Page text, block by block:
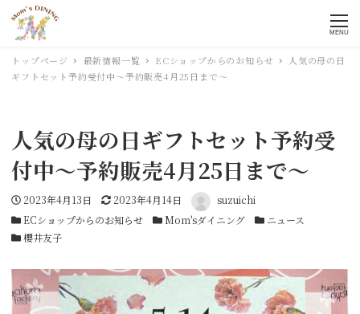
MENU
トップページ 最新情報一覧 ECショップからのお知らせ
人気の母の日
ギフトセット予約受付中～予約販売4月25日まで～
人気の母の日ギフトセット予約受
付中～予約販売4月25日まで～
投稿日
2023年4月13日 更新日
2023年4月14日 著者 suzuichi
カテゴリー
ECショップからのお知らせ カテゴリー
Mom'sダイニング カテゴリー
ニュース
カテゴリー
櫻井友子